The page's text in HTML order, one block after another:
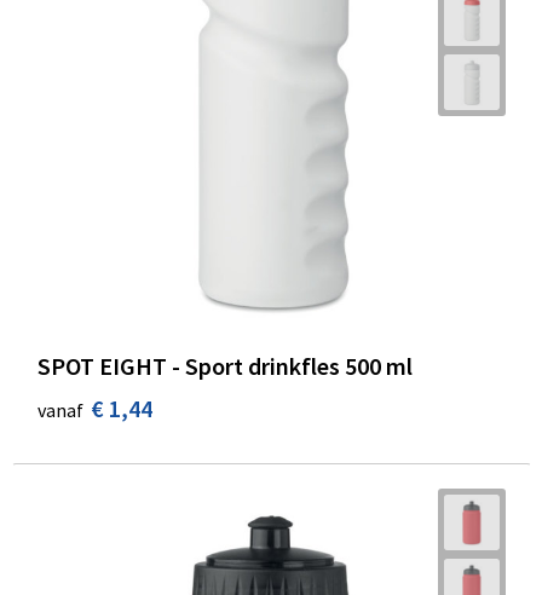
SPOT EIGHT - Sport drinkfles 500 ml
vanaf € 1,44